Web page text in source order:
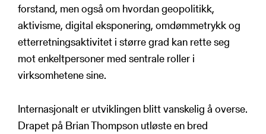
forstand, men også om hvordan geopolitikk,
aktivisme, digital eksponering, omdømmetrykk og
etterretningsaktivitet i større grad kan rette seg
mot enkeltpersoner med sentrale roller i
virksomhetene sine.
Internasjonalt er utviklingen blitt vanskelig å overse.
Drapet på Brian Thompson utløste en bred